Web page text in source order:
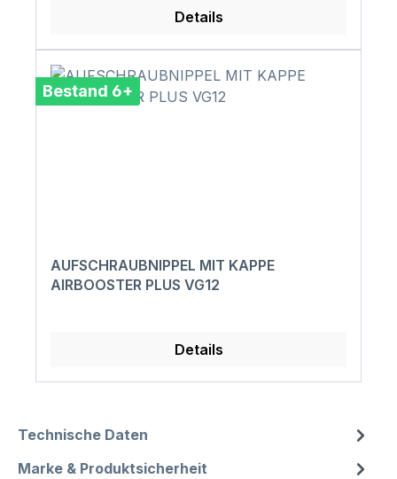
Details
Bestand 6+
AUFSCHRAUBNIPPEL MIT KAPPE
AIRBOOSTER PLUS VG12
Details
Technische Daten
Marke & Produktsicherheit